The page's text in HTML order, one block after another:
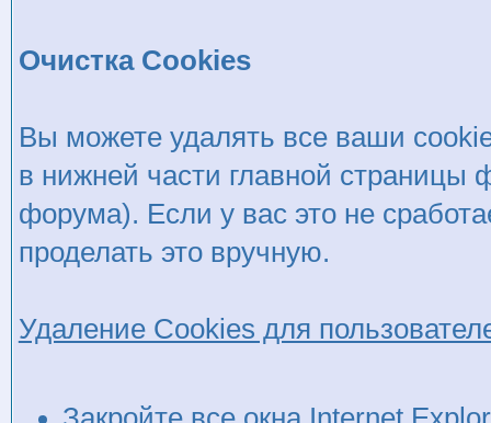
Очистка Cookies
Вы можете удалять все ваши
в нижней части главной страницы
форума). Если у вас это не
проделать это вручную.
Удаление Cookies для